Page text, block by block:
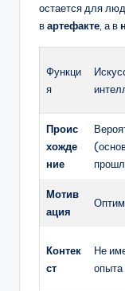
остается для
вартефакте , а в
Функци
я
Проис
хожде
ние
Мотив
ация
Контек
ст
Не
опыта